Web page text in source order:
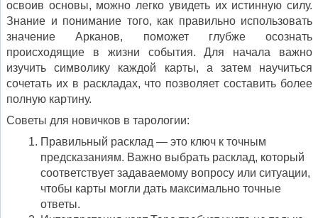
освоив основы, можно легко увидеть их истинную силу.
Знание и понимание того, как правильно использовать
значение Арканов, поможет глубже осознать
происходящие в жизни события. Для начала важно
изучить символику каждой карты, а затем научиться
сочетать их в раскладах, что позволяет составить более
полную картину.
Советы для новичков в тарологии:
Правильный расклад — это ключ к точным
предсказаниям. Важно выбрать расклад, который
соответствует задаваемому вопросу или ситуации,
чтобы карты могли дать максимально точные
ответы.